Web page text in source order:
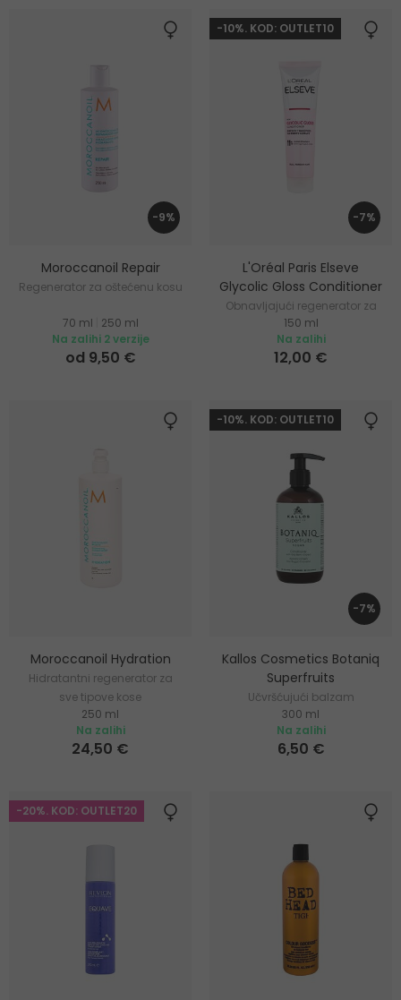
-9%
Moroccanoil Repair
Regenerator za oštećenu kosu
70 ml
250 ml
Na zalihi 2 verzije
od 9,50 €
-10%. KOD: OUTLET10
-7%
L'Oréal Paris Elseve
Glycolic Gloss Conditioner
Obnavljajući regenerator za
sjajnu kosu
150 ml
Na zalihi
12,00 €
Moroccanoil Hydration
Hidratantni regenerator za
sve tipove kose
250 ml
Na zalihi
24,50 €
-10%. KOD: OUTLET10
-7%
Kallos Cosmetics Botaniq
Superfruits
Učvršćujući balzam
300 ml
Na zalihi
6,50 €
-20%. KOD: OUTLET20